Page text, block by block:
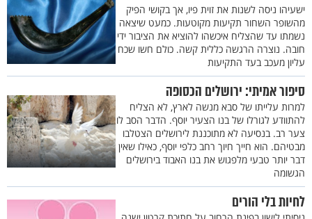
ישעיהו ניסה לשנות את זוית פיו, אך בקושי הפיק
מהשופר השחור תקיעות מקוטעות. כמעט שיצאה
נשמתו עד שהצליח איכשהו להוציא את הציבור ידי
חובה. נוצרה הרגשה כללית קשה. כולם חשו שכח
עליון מעכב בעד התקיעות
סיפור אמיתי: ירושלים הכסופה
למרות עלייתו של סבא מנשה לארץ, לא הצליח
להתוודע לגורלו של בנו הצעיר יוסף. הדבר הסב לו
צער רב. בנסיעה לא מתוכננת לירושלים הצטלבו
מבטיהם. הוא חייך חיוך רחב כלפי יוסף, כאילו שאין
דבר יותר טבעי מלפגוש את בנו האבוד בירושלים
הגשומה
לחיות בלי הורים